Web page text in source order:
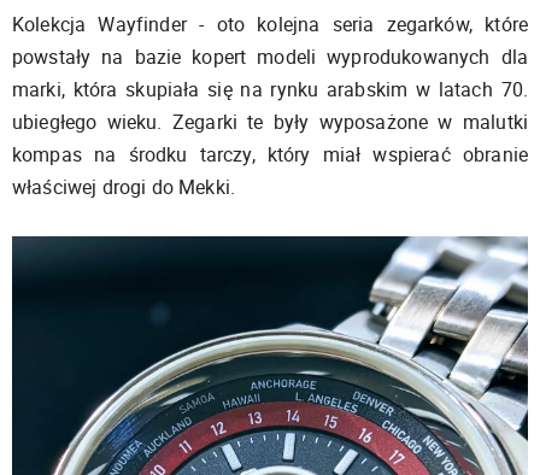
Kolekcja Wayfinder - oto kolejna seria zegarków, które
powstały na bazie kopert modeli wyprodukowanych dla
marki, która skupiała się na rynku arabskim w latach 70.
ubiegłego wieku. Zegarki te były wyposażone w malutki
kompas na środku tarczy, który miał wspierać obranie
właściwej drogi do Mekki.